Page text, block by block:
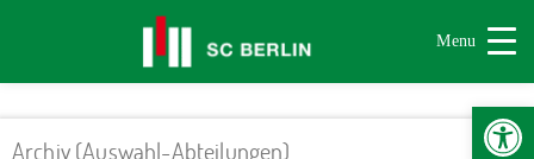
Menu
Archiv (Auswahl-Abteilungen)